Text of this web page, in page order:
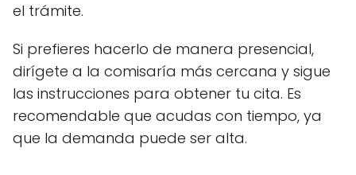
el trámite.
Si prefieres hacerlo de manera presencial,
dirígete a la comisaría más cercana y sigue
las instrucciones para obtener tu cita. Es
recomendable que acudas con tiempo, ya
que la demanda puede ser alta.